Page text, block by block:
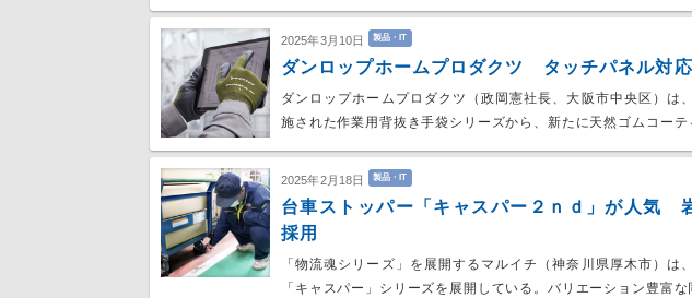
2025年3月10日 製品・IT
ダンロップホームプロダクツ タッチパネル対
ダンロップホームプロダクツ（政岡憲社長、大阪市中央区）は
施された作業用背抜き手袋シリーズから、新たに天然ゴムコー
2025年2月18日 製品・IT
台車ストッパー「キャスパー２ｎｄ」が人気
採用
「物流魂シリーズ」を展開するマルイチ（神奈川県厚木市）は
「キャスパー」シリーズを展開している。バリエーション豊富